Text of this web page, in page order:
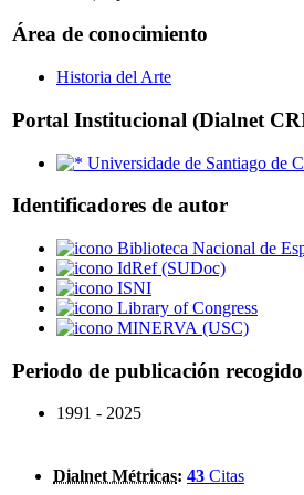
Área de conocimiento
Historia del Arte
Portal Institucional (Dialnet
Universidade de Santiago de
Identificadores de autor
Biblioteca Nacional de
IdRef (SUDoc)
ISNI
Library of Congress
MINERVA (USC)
Periodo de publicación recogido
1991 - 2025
Dialnet Métricas: 43 Citas